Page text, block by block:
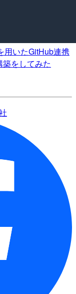
用いたGitHub連携
をしてみた